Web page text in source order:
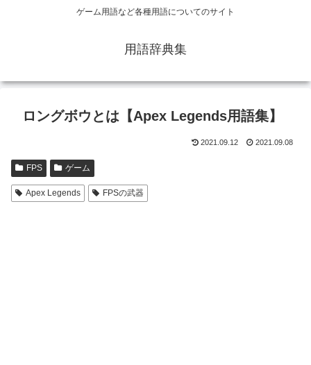
ゲーム用語など各種用語についてのサイト
用語辞典集
ロングボウとは【Apex Legends用語集】
2021.09.12 2021.09.08
FPS ゲーム
Apex Legends FPSの武器